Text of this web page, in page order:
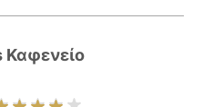
Καφενείο